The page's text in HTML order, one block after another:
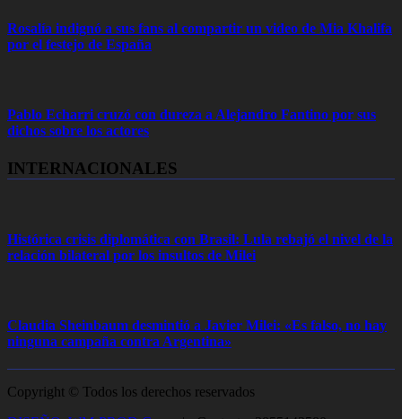
Rosalía indignó a sus fans al compartir un video de Mia Khalifa
por el festejo de España
Pablo Echarri cruzó con dureza a Alejandro Fantino por sus
dichos sobre los actores
INTERNACIONALES
Histórica crisis diplomática con Brasil: Lula rebajó el nivel de la
relación bilateral por los insultos de Milei
Claudia Sheinbaum desmintió a Javier Milei: «Es falso, no hay
ninguna campaña contra Argentina»
Copyright © Todos los derechos reservados